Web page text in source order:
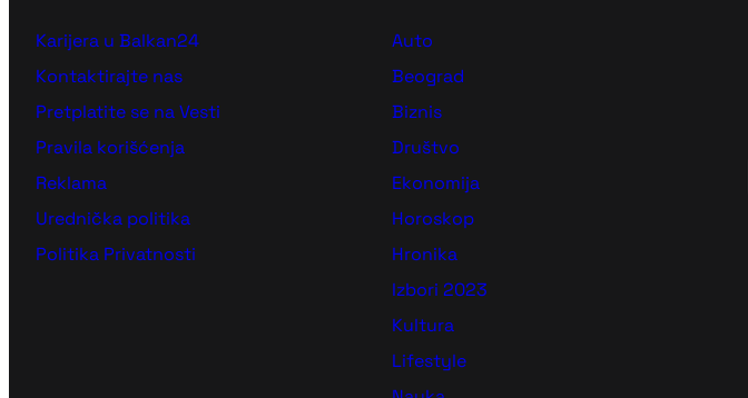
Karijera u Balkan24
Kontaktirajte nas
Pretplatite se na Vesti
Pravila korišćenja
Reklama
Urednička politika
Politika Privatnosti
Auto
Beograd
Biznis
Društvo
Ekonomija
Horoskop
Hronika
Izbori 2023
Kultura
Lifestyle